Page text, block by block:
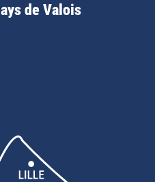
de Valois